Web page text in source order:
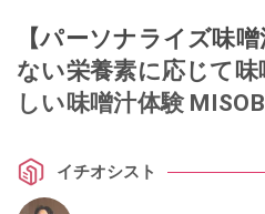
【パーソナライズ味
ない栄養素に応じて
しい味噌汁体験
イチオシスト